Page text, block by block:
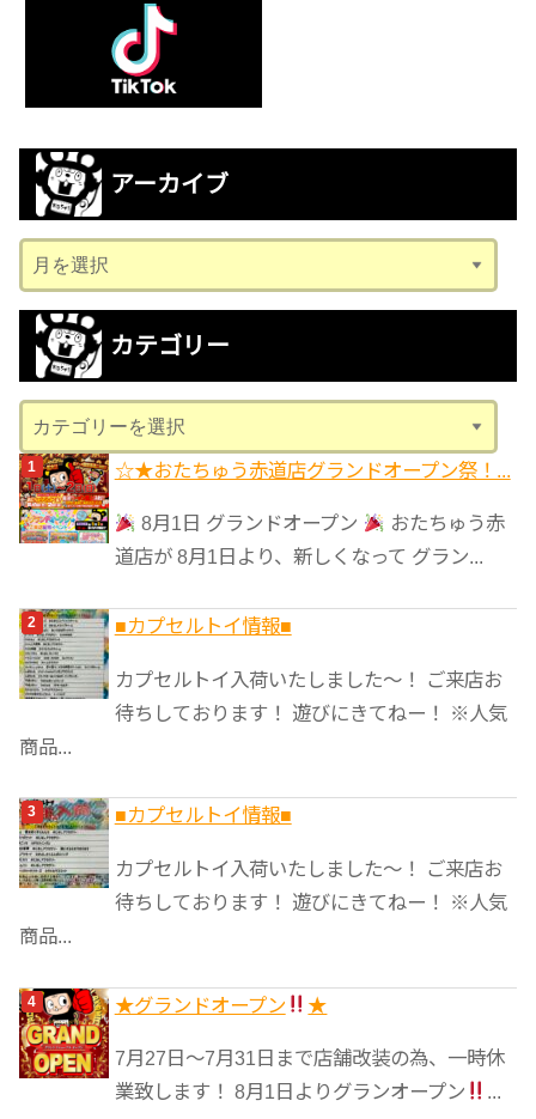
アーカイブ
ー
カ
ブ
カテゴリー
テ
ゴ
リ
ー
☆★おたちゅう赤道店グランドオープン祭！...
8月1日 グランドオープン
おたちゅう赤
道店が 8月1日より、新しくなって グラン...
■カプセルトイ情報■
カプセルトイ入荷いたしました〜！ ご来店お
待ちしております！ 遊びにきてねー！ ※人気
商品...
■カプセルトイ情報■
カプセルトイ入荷いたしました〜！ ご来店お
待ちしております！ 遊びにきてねー！ ※人気
商品...
★グランドオープン ★
7月27日〜7月31日まで店舗改装の為、一時休
業致します！ 8月1日よりグランオープン
...